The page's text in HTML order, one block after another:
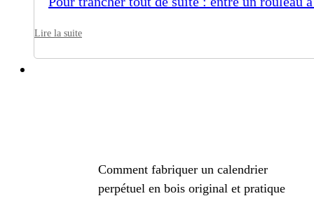
Lire la suite
Comment fabriquer un calendrier
perpétuel en bois original et pratique